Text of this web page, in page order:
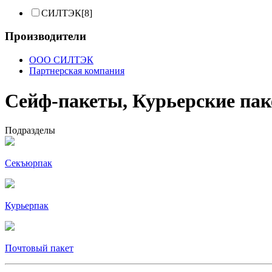
СИЛТЭК[8]
Производители
ООО СИЛТЭК
Партнерская компания
Сейф-пакеты, Курьерские
Подразделы
Секъюрпак
Курьерпак
Почтовый пакет